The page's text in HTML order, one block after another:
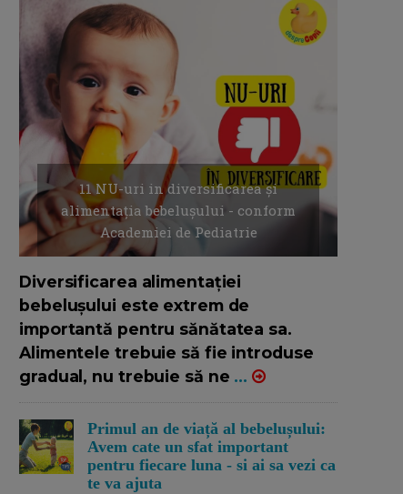
11 NU-uri in diversificarea și
alimentația bebelușului - conform
Academiei de Pediatrie
Diversificarea alimentației
bebelușului este extrem de
importantă pentru sănătatea sa.
Alimentele trebuie să fie introduse
gradual, nu trebuie să ne ...
Primul an de viață al bebelușului:
Avem cate un sfat important
pentru fiecare luna - si ai sa vezi ca
te va ajuta